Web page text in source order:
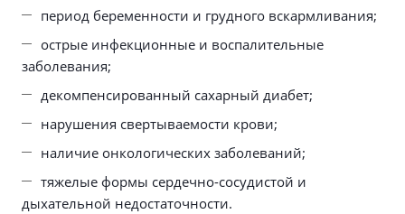
период беременности и грудного вскармливания;
острые инфекционные и воспалительные
заболевания;
декомпенсированный сахарный диабет;
нарушения свертываемости крови;
наличие онкологических заболеваний;
тяжелые формы сердечно-сосудистой и
дыхательной недостаточности.